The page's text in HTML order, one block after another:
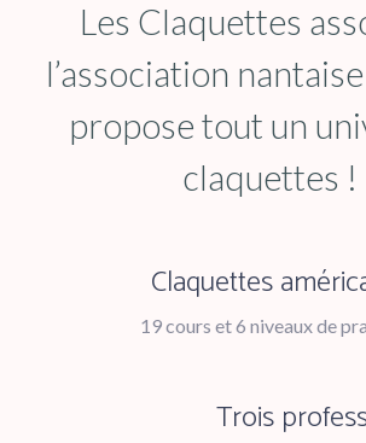
Les Claquettes
l’association
propose tout un
claquettes !
Claquettes
19 cours et 6 niveaux de
Trois